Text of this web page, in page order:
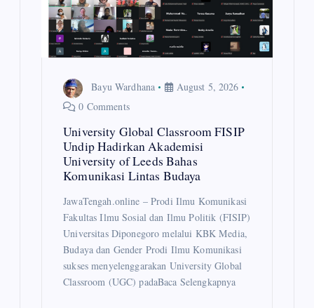
Bayu Wardhana
August 5, 2026
0 Comments
University Global Classroom FISIP
Undip Hadirkan Akademisi
University of Leeds Bahas
Komunikasi Lintas Budaya
JawaTengah.online – Prodi Ilmu Komunikasi
Fakultas Ilmu Sosial dan Ilmu Politik (FISIP)
Universitas Diponegoro melalui KBK Media,
Budaya dan Gender Prodi Ilmu Komunikasi
sukses menyelenggarakan University Global
Classroom (UGC) padaBaca Selengkapnya